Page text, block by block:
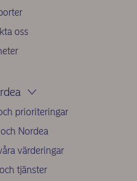
oss
prioriteringar
Nordea
värderingar
tjänster